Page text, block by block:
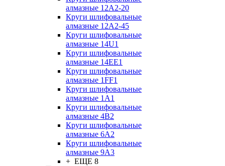
алмазные 12А2-20
Круги шлифовальные
алмазные 12А2-45
Круги шлифовальные
алмазные 14U1
Круги шлифовальные
алмазные 14ЕЕ1
Круги шлифовальные
алмазные 1FF1
Круги шлифовальные
алмазные 1А1
Круги шлифовальные
алмазные 4В2
Круги шлифовальные
алмазные 6A2
Круги шлифовальные
алмазные 9А3
+ ЕЩЕ 8